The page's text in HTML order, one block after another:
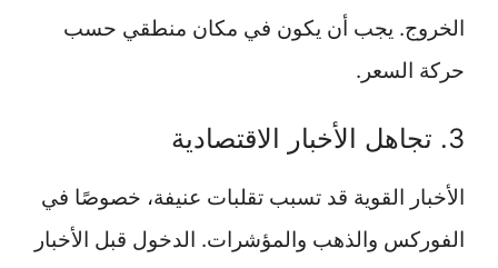
الخروج. يجب أن يكون في مكان منطقي حسب
حركة السعر.
3. تجاهل الأخبار الاقتصادية
الأخبار القوية قد تسبب تقلبات عنيفة، خصوصًا في
الفوركس والذهب والمؤشرات. الدخول قبل الأخبار